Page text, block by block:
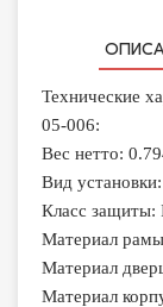
Технические
05-006:
Вес нетто:
Вид
Класс защиты:
Материал
Материал
Материал